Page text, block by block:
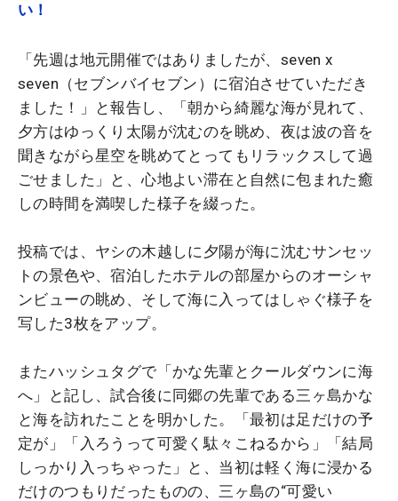
い！
「先週は地元開催ではありましたが、seven x
seven（セブンバイセブン）に宿泊させていただき
ました！」と報告し、「朝から綺麗な海が見れて、
夕方はゆっくり太陽が沈むのを眺め、夜は波の音を
聞きながら星空を眺めてとってもリラックスして過
ごせました」と、心地よい滞在と自然に包まれた癒
しの時間を満喫した様子を綴った。
投稿では、ヤシの木越しに夕陽が海に沈むサンセッ
トの景色や、宿泊したホテルの部屋からのオーシャ
ンビューの眺め、そして海に入ってはしゃぐ様子を
写した3枚をアップ。
またハッシュタグで「かな先輩とクールダウンに海
へ」と記し、試合後に同郷の先輩である三ヶ島かな
と海を訪れたことを明かした。「最初は足だけの予
定が」「入ろうって可愛く駄々こねるから」「結局
しっかり入っちゃった」と、当初は軽く海に浸かる
だけのつもりだったものの、三ヶ島の“可愛い